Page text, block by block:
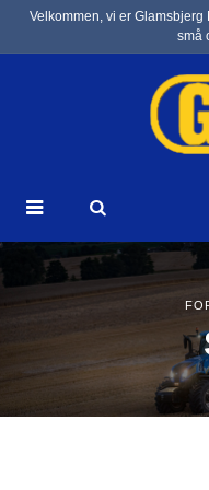
Velkommen, vi er
små